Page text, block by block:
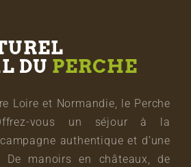
DU PERCHE
Loire et Normandie, le Perche
vous un séjour à la
authentique et d’une
De manoirs en châteaux, de